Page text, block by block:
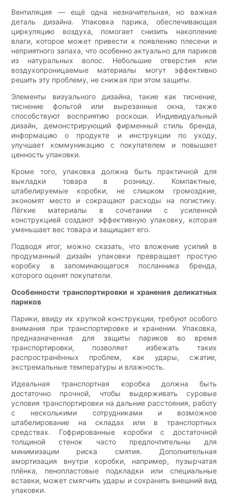
Вентиляция — ещё одна незначительная, но важная
деталь дизайна. Упаковка парика, обеспечивающая
циркуляцию воздуха, помогает снизить накопление
влаги, которое может привести к появлению плесени и
неприятного запаха, что особенно актуально для париков
из натуральных волос. Небольшие отверстия или
воздухопроницаемые материалы могут эффективно
решить эту проблему, не снижая при этом защиты.
Элементы визуального дизайна, такие как тиснение,
тиснение фольгой или вырезанные окна, также
способствуют восприятию роскоши. Индивидуальный
дизайн, демонстрирующий фирменный стиль бренда,
информацию о продукте и инструкции по уходу,
улучшает коммуникацию с покупателем и повышает
ценность упаковки.
Кроме того, упаковка должна быть практичной для
выкладки товара в розницу. Компактные,
штабелируемые коробки, не слишком громоздкие,
экономят место и сокращают расходы на логистику.
Лёгкие материалы в сочетании с усиленной
конструкцией создают эффективную упаковку, которая
уменьшает вес товара и защищает его.
Подводя итог, можно сказать, что вложение усилий в
продуманный дизайн упаковки превращает простую
коробку в запоминающегося посланника бренда,
которого оценят покупатели.
Особенности транспортировки и хранения деликатных
париков
Парики, ввиду их хрупкой конструкции, требуют особого
внимания при транспортировке и хранении. Упаковка,
предназначенная для защиты париков во время
транспортировки, позволяет избежать таких
распространённых проблем, как удары, сжатие,
экстремальные температуры и влажность.
Идеальная транспортная коробка должна быть
достаточно прочной, чтобы выдерживать суровые
условия транспортировки на дальние расстояния, работу
с несколькими сотрудниками и возможное
штабелирование на складах или в транспортных
средствах. Гофрированные коробки с достаточной
толщиной стенок часто предпочтительны для
минимизации риска смятия. Дополнительная
амортизация внутри коробки, например, пузырчатая
плёнка, пенопластовые подкладки или специальные
вставки, может смягчить удары и сохранить внешний вид
упаковки.